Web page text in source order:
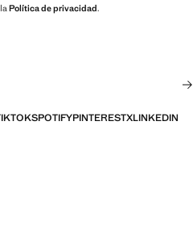
Política de privacidad.
SPOTIFYPINTERESTXLINKEDIN